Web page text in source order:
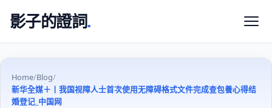
影子的證詞.
Home/Blog/
新华全媒＋丨我国视障人士首次使用无障碍格式文件完成查包養心得结
婚登记_中国网